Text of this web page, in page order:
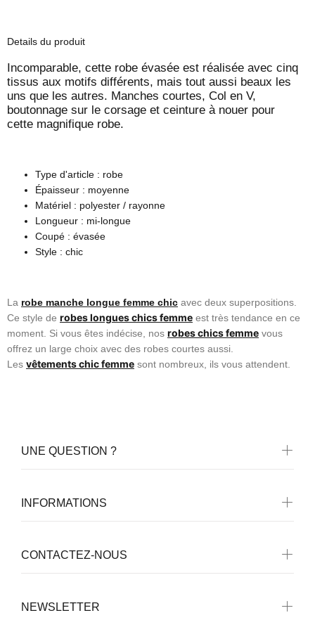
Details du produit
Incomparable, cette robe évasée est réalisée avec cinq
tissus aux motifs différents, mais tout aussi beaux les
uns que les autres. Manches courtes, Col en V,
boutonnage sur le corsage et ceinture à nouer pour
cette magnifique robe.
Type d'article : robe
Épaisseur : moyenne
Matériel : polyester / rayonne
Longueur : mi-longue
Coupé : évasée
Style : chic
La robe manche longue femme chic avec deux superpositions.
Ce style de robes longues chics femme est très tendance en ce
moment. Si vous êtes indécise, nos robes chics femme vous
offrez un large choix avec des robes courtes aussi.
Les vêtements chic femme sont nombreux, ils vous attendent.
NEWSLETTER
UNE QUESTION ?
INFORMATIONS
CONTACTEZ-NOUS